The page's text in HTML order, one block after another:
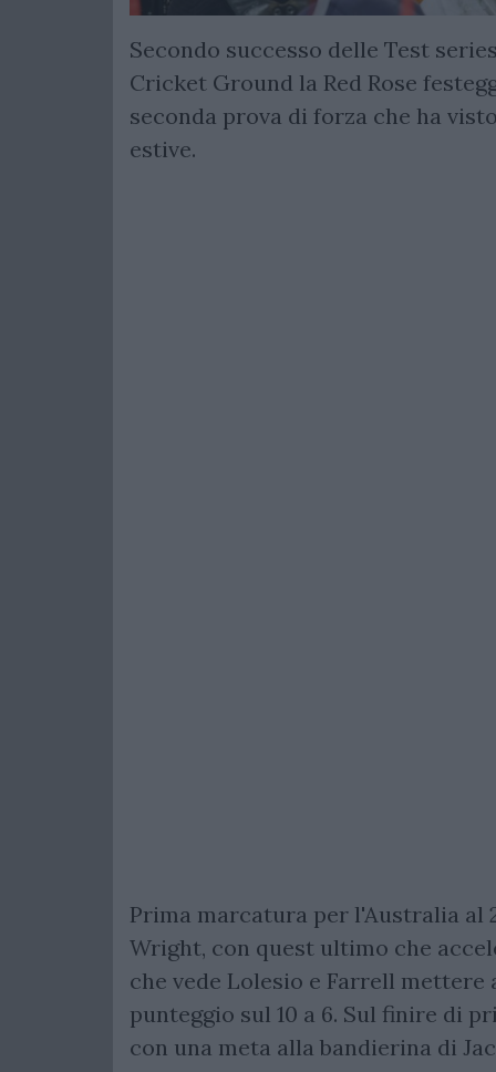
Secondo successo delle Test
Cricket Ground la Red Rose
seconda prova di forza che ha
estive.
Prima marcatura per l'Australia al
Wright, con quest ultimo che
che vede Lolesio e Farrell
punteggio sul 10 a 6. Sul finire di
con una meta alla bandierina di